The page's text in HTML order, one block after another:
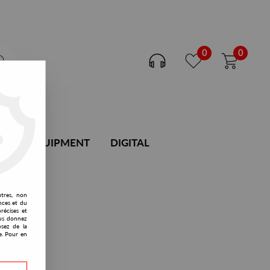
0 0
DJ EQUIPMENT DIGITAL
non
et du
et
donnez
de la
Pour en